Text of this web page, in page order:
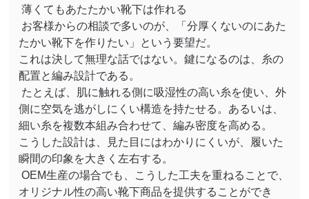
薄くてもあたたかい靴下は作れる
お客様からの相談で多いのが、「分厚くないのにあた
たかい靴下を作りたい」という要望だ。
これは決して無理な話ではない。鍵になるのは、糸の
配置と編み設計である。
たとえば、肌に触れる側に吸湿性の高い糸を使い、外
側に空気を逃がしにくい構造を持たせる。あるいは、
細い糸を複数本組み合わせて、編み密度を高める。
こうした設計は、見た目にはわかりにくいが、履いた
瞬間の印象を大きく左右する。
OEM生産の場合でも、こうした工夫を重ねることで、
オリジナル性の高い靴下商品を提供することができ